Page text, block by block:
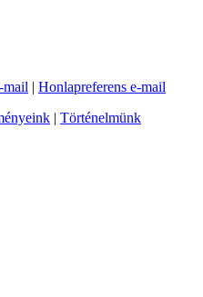
mail | Honlapreferens e-mail
| Történelmünk